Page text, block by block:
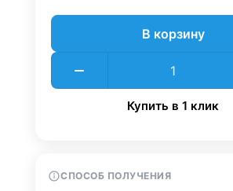
В корзину
Купить в 1 клик
СПОСОБ ПОЛУЧЕНИЯ